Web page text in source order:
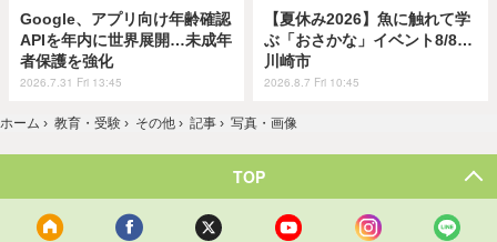
Google、アプリ向け年齢確認
APIを年内に世界展開…未成年
者保護を強化
2026.7.31 Fri 13:45
【夏休み2026】魚に触れて学
ぶ「おさかな」イベント8/8…
川崎市
2026.8.7 Fri 10:45
ホーム › 教育・受験 › その他 › 記事 › 写真・画像
TOP